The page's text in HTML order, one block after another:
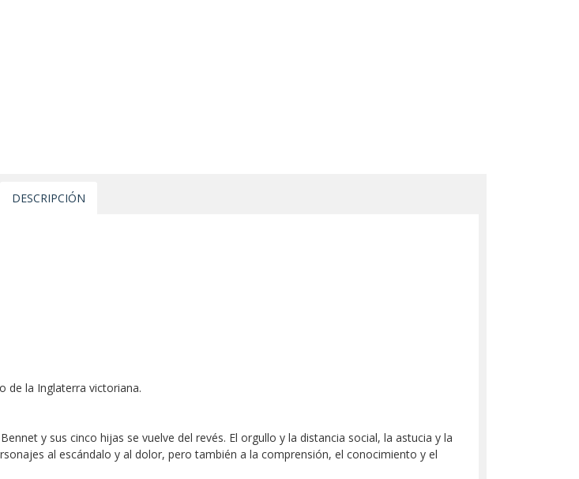
DESCRIPCIÓN
de la Inglaterra victoriana.
y sus cinco hijas se vuelve del revés. El orgullo y la distancia social, la astucia y la
al escándalo y al dolor, pero también a la comprensión, el conocimiento y el